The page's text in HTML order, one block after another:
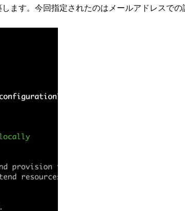
ます。今回指定されたのはメールアドレスでの